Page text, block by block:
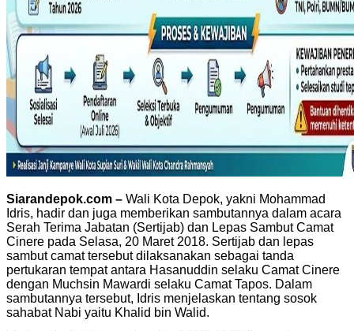
Siarandepok.com – Wali Kota Depok, yakni Mohammad
Idris, hadir dan juga memberikan sambutannya dalam acara
Serah Terima Jabatan (Sertijab) dan Lepas Sambut Camat
Cinere pada Selasa, 20 Maret 2018. Sertijab dan lepas
sambut camat tersebut dilaksanakan sebagai tanda
pertukaran tempat antara Hasanuddin selaku Camat Cinere
dengan Muchsin Mawardi selaku Camat Tapos. Dalam
sambutannya tersebut, Idris menjelaskan tentang sosok
sahabat Nabi yaitu Khalid bin Walid.